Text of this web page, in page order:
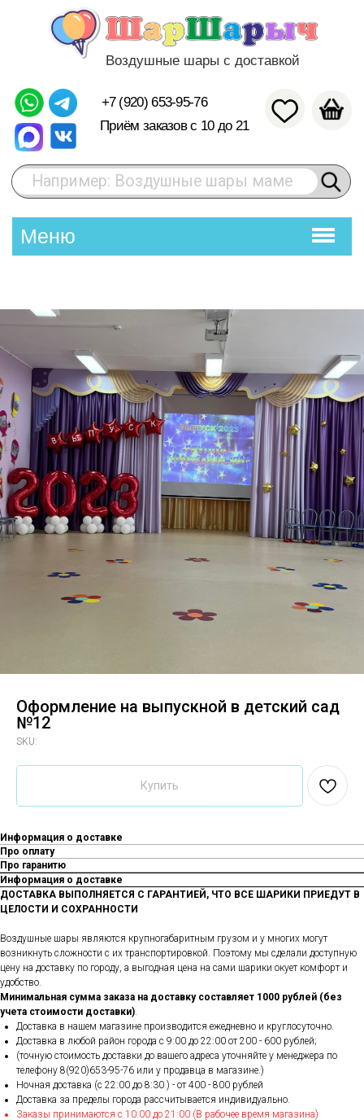
Воздушные шары с доставкой
Приём заказов с 10 до 21
Меню
Например: Воздушные шары маме
Оформление на выпускной в детский сад
№12
SKU:
Купить
Информация о доставке
Про оплату
Про гаранитю
Информация о доставке
ДОСТАВКА ВЫПОЛНЯЕТСЯ С ГАРАНТИЕЙ, ЧТО ВСЕ ШАРИКИ ПРИЕДУТ В
ЦЕЛОСТИ И СОХРАННОСТИ
Воздушные шары являются крупногабаритным грузом и у многих могут
возникнуть сложности с их транспортировкой. Поэтому мы сделали доступную
цену на доставку по городу, а выгодная цена на сами шарики окует комфорт и
удобство.
Минимальная сумма заказа на доставку составляет 1000 рублей (без
учета стоимости доставки).
Доставка в нашем магазине производится ежедневно и круглосуточно.
Доставка в любой район города c 9:00 до 22:00 от 200 - 600 рублей;
(точную стоимость доставки до вашего адреса уточняйте у менеджера по
телефону 8(920)653-95-76 или у продавца в магазине.)
Ночная доставка (с 22:00 до 8:30 ) - от 400 - 800 рублей
Доставка за пределы города рассчитывается индивидуально.
Заказы принимаются с 10:00 до 21:00 (В рабочее время магазина)